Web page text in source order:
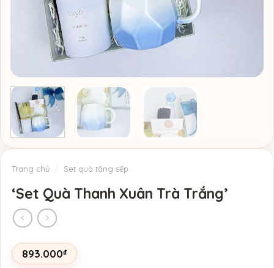
Trang chủ / Set quà tặng sếp
‘Set Quà Thanh Xuân Trà Trắng’
893.000₫